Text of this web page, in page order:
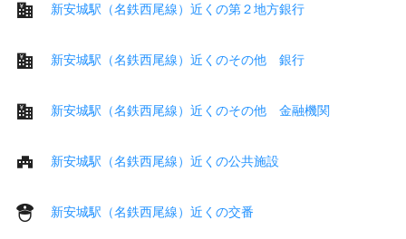
新安城駅（名鉄西尾線）近くの第２地方銀行
新安城駅（名鉄西尾線）近くのその他 銀行
新安城駅（名鉄西尾線）近くのその他 金融機関
新安城駅（名鉄西尾線）近くの公共施設
新安城駅（名鉄西尾線）近くの交番